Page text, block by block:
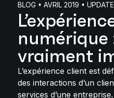
BLOG • AVRIL 2019 •
numérique
vraiment
L’expérience client est
des interactions d’un
services d’une